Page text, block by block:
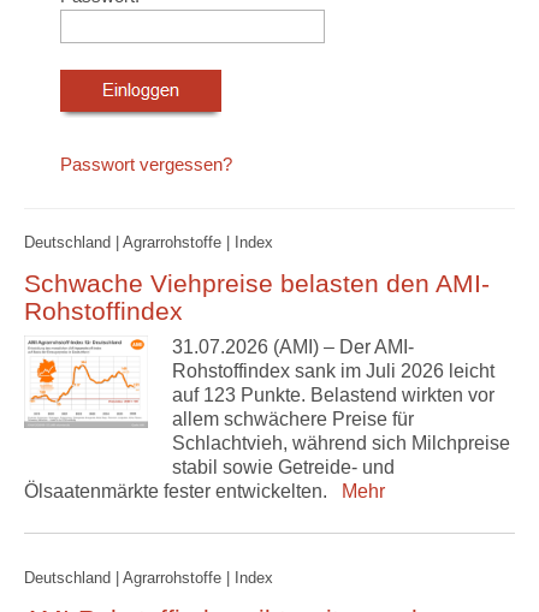
Passwort vergessen?
Deutschland | Agrarrohstoffe | Index
Schwache Viehpreise belasten den AMI-
Rohstoffindex
31.07.2026 (AMI) – Der AMI-
Rohstoffindex sank im Juli 2026 leicht
auf 123 Punkte. Belastend wirkten vor
allem schwächere Preise für
Schlachtvieh, während sich Milchpreise
stabil sowie Getreide- und
Ölsaatenmärkte fester entwickelten.
Mehr
Deutschland | Agrarrohstoffe | Index